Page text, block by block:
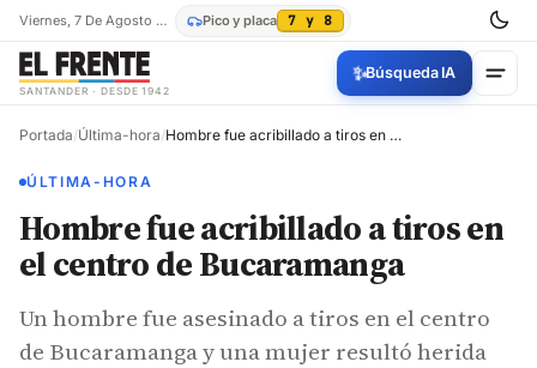
Viernes, 7 De Agosto De 2026 Pico y placa 7 y 8
SANTANDER · DESDE 1942
✨Búsqueda IA
Portada/Última-hora/ Hombre fue acribillado a tiros en el centro de Bucaramanga
ÚLTIMA-HORA
Hombre fue acribillado a tiros en
el centro de Bucaramanga
Un hombre fue asesinado a tiros en el centro
de Bucaramanga y una mujer resultó herida